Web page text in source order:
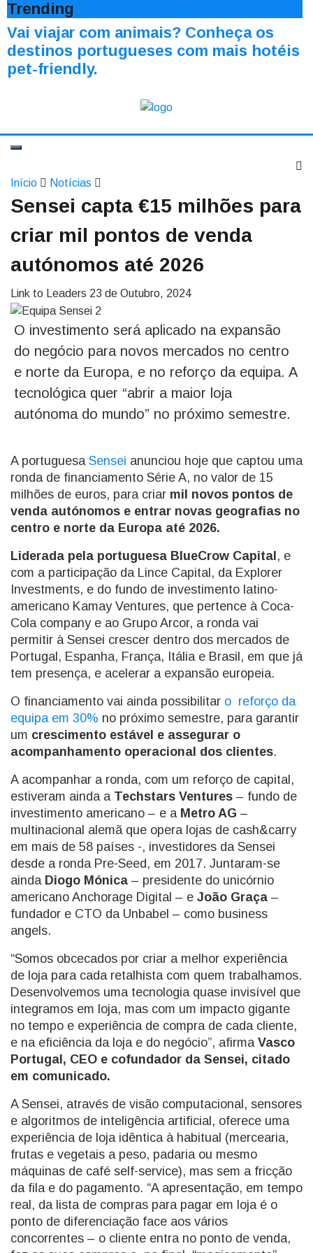
Trending
Vai viajar com animais? Conheça os
destinos portugueses com mais hotéis
pet-friendly.
Início Notícias
Sensei capta €15 milhões para
criar mil pontos de venda
autónomos até 2026
Link to Leaders 23 de Outubro, 2024
O investimento será aplicado na expansão
do negócio para novos mercados no centro
e norte da Europa, e no reforço da equipa. A
tecnológica quer “abrir a maior loja
autónoma do mundo” no próximo semestre.
A portuguesa Sensei anunciou hoje que captou uma
ronda de financiamento Série A, no valor de 15
milhões de euros, para criar mil novos pontos de
venda autónomos e entrar novas geografias no
centro e norte da Europa até 2026.
Liderada pela portuguesa BlueCrow Capital, e
com a participação da Lince Capital, da Explorer
Investments, e do fundo de investimento latino-
americano Kamay Ventures, que pertence à Coca-
Cola company e ao Grupo Arcor, a ronda vai
permitir à Sensei crescer dentro dos mercados de
Portugal, Espanha, França, Itália e Brasil, em que já
tem presença, e acelerar a expansão europeia.
O financiamento vai ainda possibilitar o reforço da
equipa em 30% no próximo semestre, para garantir
um crescimento estável e assegurar o
acompanhamento operacional dos clientes.
A acompanhar a ronda, com um reforço de capital,
estiveram ainda a Techstars Ventures – fundo de
investimento americano – e a Metro AG –
multinacional alemã que opera lojas de cash&carry
em mais de 58 países -, investidores da Sensei
desde a ronda Pre-Seed, em 2017. Juntaram-se
ainda Diogo Mónica – presidente do unicórnio
americano Anchorage Digital – e João Graça –
fundador e CTO da Unbabel – como business
angels.
“Somos obcecados por criar a melhor experiência
de loja para cada retalhista com quem trabalhamos.
Desenvolvemos uma tecnologia quase invisível que
integramos em loja, mas com um impacto gigante
no tempo e experiência de compra de cada cliente,
e na eficiência da loja e do negócio”, afirma Vasco
Portugal, CEO e cofundador da Sensei, citado
em comunicado.
A Sensei, através de visão computacional, sensores
e algoritmos de inteligência artificial, oferece uma
experiência de loja idêntica à habitual (mercearia,
frutas e vegetais a peso, padaria ou mesmo
máquinas de café self-service), mas sem a fricção
da fila e do pagamento. “A apresentação, em tempo
real, da lista de compras para pagar em loja é o
ponto de diferenciação face aos vários
concorrentes – o cliente entra no ponto de venda,